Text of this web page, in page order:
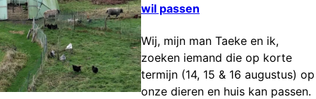
wil passen
Wij, mijn man Taeke en ik,
zoeken iemand die op korte
termijn (14, 15 & 16 augustus) op
onze dieren en huis kan passen.